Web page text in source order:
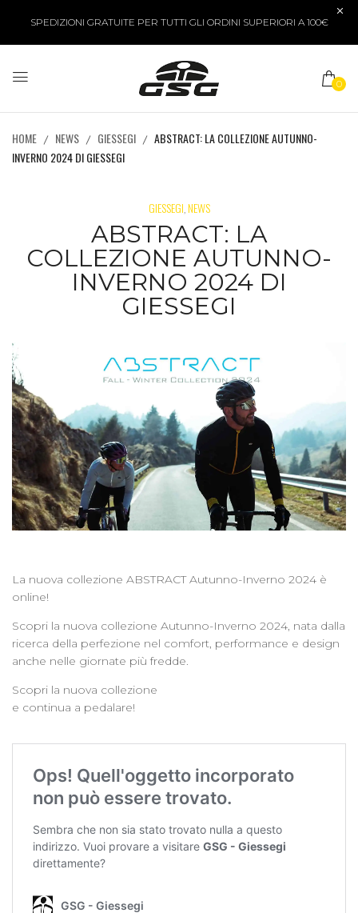
SPEDIZIONI GRATUITE PER TUTTI GLI ORDINI SUPERIORI A 100€
0
HOME NEWS GIESSEGI
ABSTRACT: LA COLLEZIONE AUTUNNO-
INVERNO 2024 DI GIESSEGI
GIESSEGI, NEWS
ABSTRACT: LA
COLLEZIONE AUTUNNO-
INVERNO 2024 DI
GIESSEGI
La nuova collezione ABSTRACT Autunno-Inverno 2024 è
online!
Scopri la nuova collezione Autunno-Inverno 2024, nata dalla
ricerca della perfezione nel comfort, performance e design
anche nelle giornate più fredde.
Scopri la nuova collezione
e continua a pedalare!